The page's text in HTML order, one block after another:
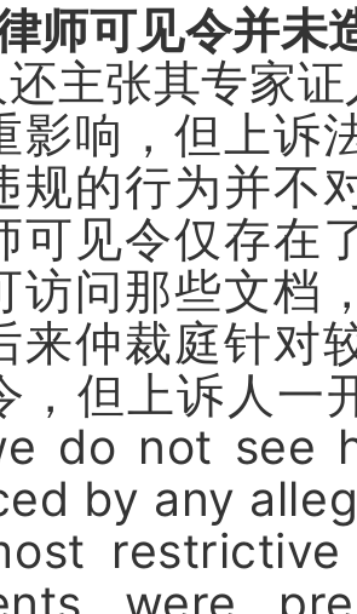
师可见令并未
还主张其专家
影响，但上诉
规的行为并不
可见令仅存在
访问那些文档
来仲裁庭针对
，但上诉人一
do not see
by any